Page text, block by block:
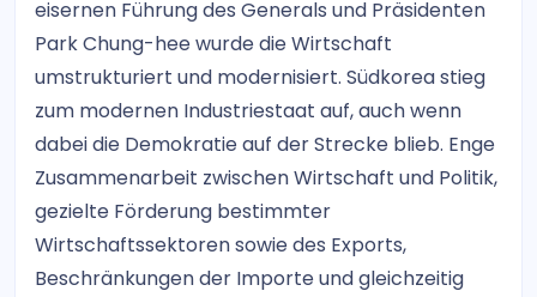
eisernen Führung des Generals und Präsidenten
Park Chung-hee wurde die Wirtschaft
umstrukturiert und modernisiert. Südkorea stieg
zum modernen Industriestaat auf, auch wenn
dabei die Demokratie auf der Strecke blieb. Enge
Zusammenarbeit zwischen Wirtschaft und Politik,
gezielte Förderung bestimmter
Wirtschaftssektoren sowie des Exports,
Beschränkungen der Importe und gleichzeitig